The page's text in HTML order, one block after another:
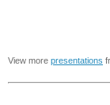
View more presentations